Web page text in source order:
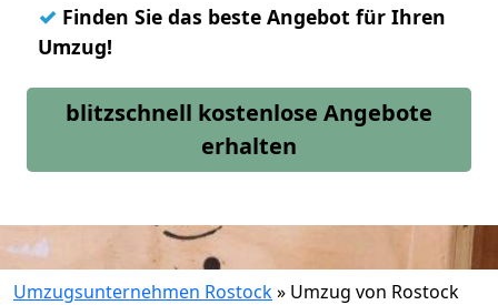
✓ Finden Sie das beste Angebot für Ihren
Umzug!
blitzschnell kostenlose Angebote
erhalten
Umzugsunternehmen Rostock» Umzug von Rostock